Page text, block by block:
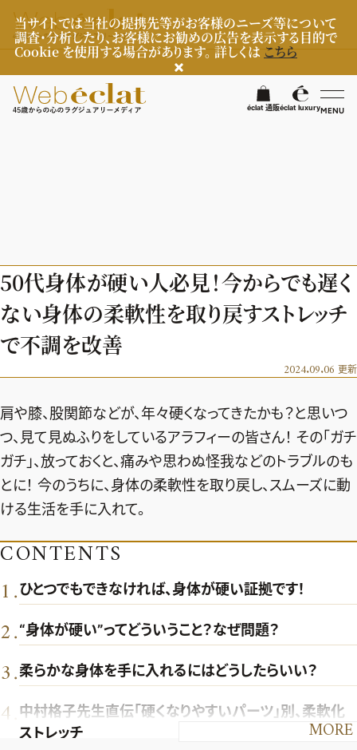
当サイトでは当社の提携先等がお客様のニーズ等について
調査・分析したり、お客様にお勧めの広告を表示する目的で
Cookie を使用する場合があります。 詳しくはこちら
éclat 通販éclat luxuryMENU
8月の毎日コーデ
50代なに着てる？
ファッション特集
ヘアスタイル・ヘアケア
エイジングケア
メイク
50代ベストコスメ
ヘルスケア
ヘルスケアTOPICS
更年期
ストレッチ・エクササイズ
ダイエット
50代健康のお悩み
ライフスタイル
車・家電
住まい
旅行＆グルメ
カルチャー
50代のお悩み
エクラ 華組
エクラ 華組ランキング
チームJマダムメンバー一覧
チームJマダムランキング
チームJマダム特集
編集長コラム
あら、素敵☆ 手帖
占い
イヴルルド遙華の12星座占い
スペシャル占い
試し読み
エクラ通販
エクラプレミアムNEWS
デジタルカタログ
エクラプレミアム通販
from編集部
インフォメーション
MAGAZINE
50代身体が硬い人必見！今からでも遅く
ない身体の柔軟性を取り戻すストレッチ
で不調を改善
2024.09.06 更新
肩や膝、股関節などが、年々硬くなってきたかも？と思いつ
つ、見て見ぬふりをしているアラフィーの皆さん！ その「ガチ
ガチ」、放っておくと、痛みや思わぬ怪我などのトラブルのも
とに！ 今のうちに、身体の柔軟性を取り戻し、スムーズに動
ける生活を手に入れて。
CONTENTS
1 .ひとつでもできなければ、身体が硬い証拠です！
2 .“身体が硬い”ってどういうこと？なぜ問題？
3 .柔らかな身体を手に入れるにはどうしたらいい？
4
中村格子先生直伝「硬くなりやすいパーツ」別、柔軟化
ストレッチ
MORE